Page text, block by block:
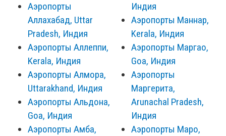
Аэропорты
Аллахабад, Uttar
Pradesh, Индия
Аэропорты Аллеппи,
Kerala, Индия
Аэропорты Алмора,
Uttarakhand, Индия
Аэропорты Альдона,
Goa, Индия
Аэропорты Амба,
Индия
Аэропорты Маннар,
Kerala, Индия
Аэропорты Маргао,
Goa, Индия
Аэропорты
Маргерита,
Arunachal Pradesh,
Индия
Аэропорты Маро,